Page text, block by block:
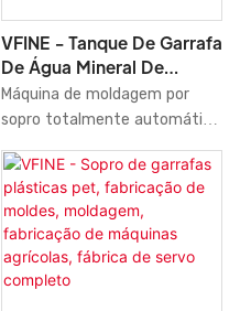
produto já é utilizado em uma
ampla variedade de
aplicações, como máquinas de
moldagem por sopro.
VFINE - Tanque De Garrafa
De Água Mineral De
Plástico HDPE Totalmente
Servo Automático Para
Sopro, Moldagem,
Fabricação, Moldagem,
Maki
Máquina de moldagem por
sopro totalmente automática
fabricação de tanques de
garrafas de água mineral em
plástico HDPE para PET. Preço
para venda. A Molder Systems
Price apresenta uma